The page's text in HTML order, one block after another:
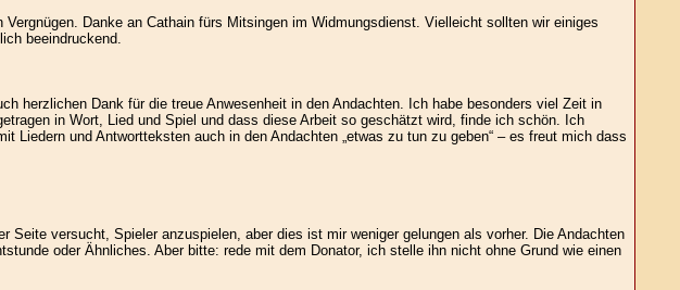
Danke an Cathain fürs Mitsingen im Widmungsdienst. Vielleicht sollten wir einiges
beeindruckend.
herzlichen Dank für die treue Anwesenheit in den Andachten. Ich habe besonders viel Zeit in
in Wort, Lied und Spiel und dass diese Arbeit so geschätzt wird, finde ich schön. Ich
und Antwortteksten auch in den Andachten „etwas zu tun zu geben“ – es freut mich dass
versucht, Spieler anzuspielen, aber dies ist mir weniger gelungen als vorher. Die Andachten
oder Ähnliches. Aber bitte: rede mit dem Donator, ich stelle ihn nicht ohne Grund wie einen